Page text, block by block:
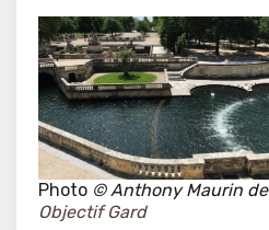
Photo © Anthony Maurin de
Objectif Gard